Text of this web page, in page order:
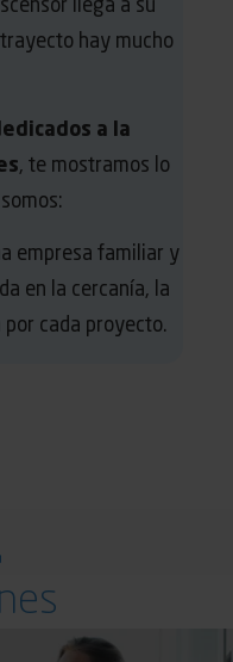
llega a su
hay mucho
a la
, te mostramos lo
empresa familiar y
en la cercanía, la
cada proyecto.